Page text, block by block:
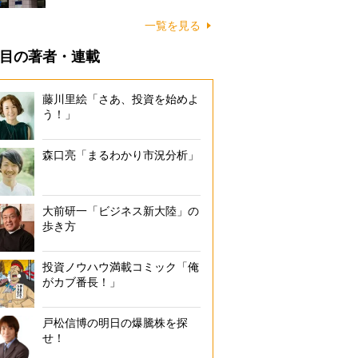
一覧を見る
の著者・連載
藤川里絵「さあ、投資を始めよ
う！」
森口亮「まるわかり市況分析」
大前研一「ビジネス新大陸」の
歩き方
投資ノウハウ満載コミック「俺
がカブ番長！」
戸松信博の明日の爆騰株を探
せ！